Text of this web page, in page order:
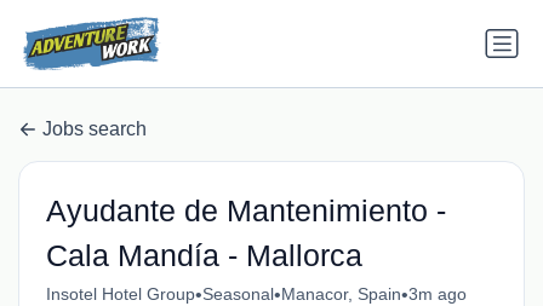
Jobs search
Ayudante de Mantenimiento -
Cala Mandía - Mallorca
Insotel Hotel Group•Seasonal•Manacor, Spain•3m ago